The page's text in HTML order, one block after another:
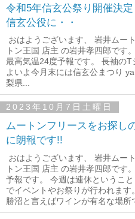
令和5年信玄公祭り開催決
信玄公役に・・
おはようございます、 岩井ムー
トン王国 店主 の岩井孝四郎です
最高気温24度予報です。 長袖の
よいよ今月末には信玄公まつり
梨県...
2023年10月7日土曜日
ムートンフリースをお探し
に朗報です!!
おはようございます、 岩井ムー
トン王国 店主 の岩井孝四郎です
予報です。 今週は連休というこ
でイベントやお祭りが行われま
勝沼と言えばワインが有名な場所